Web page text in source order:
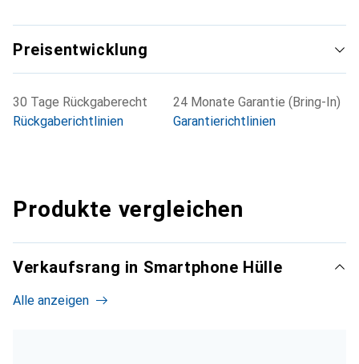
Preisentwicklung
30 Tage Rückgaberecht
Rückgaberichtlinien
24 Monate Garantie (Bring-In)
Garantierichtlinien
Produkte vergleichen
Verkaufsrang in Smartphone Hülle
Alle anzeigen